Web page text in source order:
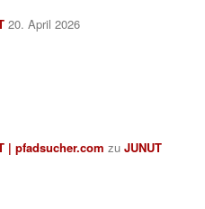
20. April 2026
| pfadsucher.com zuJUNUT